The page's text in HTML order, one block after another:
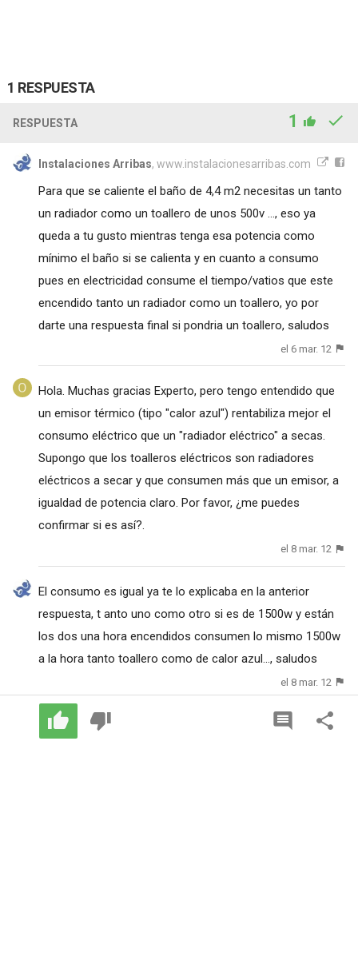
1 RESPUESTA
RESPUESTA 1
Instalaciones Arribas, www.instalacionesarribas.com
Para que se caliente el baño de 4,4 m2 necesitas un tanto
un radiador como un toallero de unos 500v ..., eso ya
queda a tu gusto mientras tenga esa potencia como
mínimo el baño si se calienta y en cuanto a consumo
pues en electricidad consume el tiempo/vatios que este
encendido tanto un radiador como un toallero, yo por
darte una respuesta final si pondria un toallero, saludos
el 6 mar. 12
Hola. Muchas gracias Experto, pero tengo entendido que
un emisor térmico (tipo "calor azul") rentabiliza mejor el
consumo eléctrico que un "radiador eléctrico" a secas.
Supongo que los toalleros eléctricos son radiadores
eléctricos a secar y que consumen más que un emisor, a
igualdad de potencia claro. Por favor, ¿me puedes
confirmar si es así?.
el 8 mar. 12
El consumo es igual ya te lo explicaba en la anterior
respuesta, t anto uno como otro si es de 1500w y están
los dos una hora encendidos consumen lo mismo 1500w
a la hora tanto toallero como de calor azul..., saludos
el 8 mar. 12